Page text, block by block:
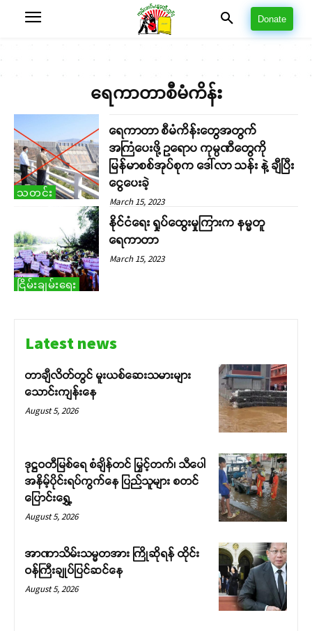
strong. Join us today and help
create a future where every story is
heard, every voice counts, and
Donate
ရေကာတာစီမံကိန်း
သတင်း
ရေကာတာ စီမံကိန်းတွေအတွက်
အကြံပေးဖို့ ဥရောပ ကုမ္ပဏီတွေကို
မြန်မာစစ်အုပ်စုက ဒေါ်လာ သန်း နဲ့ ချီပြီး
ငွေပေးခဲ့
March 15, 2023
ငြိမ်းချမ်းရေး
နိုင်ငံရေး ရှုပ်ထွေးမှုကြားက နမ္မတူ
ရေကာတာ
March 15, 2023
Latest news
တာချီလိတ်တွင် မူးယစ်ဆေးသမားများ
သောင်းကျန်းနေ
August 5, 2026
ဒုဋ္ဌဝတီမြစ်ရေ စံချိန်တင် မြှင့်တက်၊ သီပေါ
အနိမ့်ပိုင်းရပ်ကွက်နေ ပြည်သူများ စတင်
ပြောင်းရွှေ့
August 5, 2026
အာဏာသိမ်းသမ္မတအား ကြိုဆိုရန် ထိုင်း
ဝန်ကြီးချုပ်ပြင်ဆင်နေ
August 5, 2026